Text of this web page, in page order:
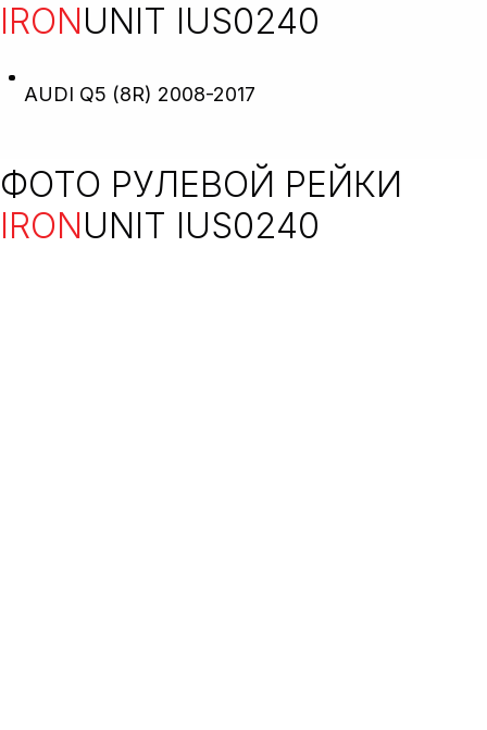
IRONUNIT IUS0240
AUDI Q5 (8R) 2008-2017
ФОТО РУЛЕВОЙ РЕЙКИ
IRONUNIT IUS0240